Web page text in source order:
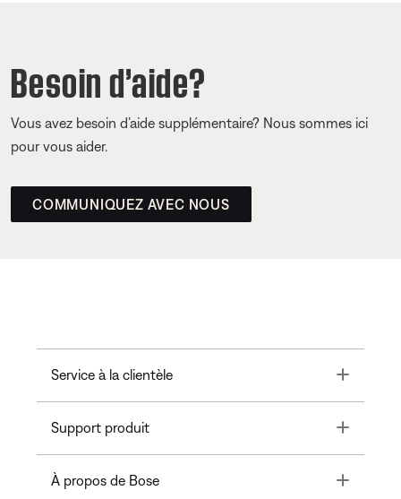
Besoin d’aide?
Vous avez besoin d’aide supplémentaire? Nous sommes ici
pour vous aider.
COMMUNIQUEZ AVEC NOUS
Service à la clientèle Toggle
Support produit Toggle
À propos de Bose Toggle